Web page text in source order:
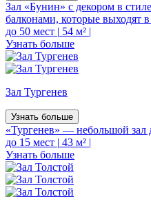
Зал «Бунин» с декором в
балконами, которые выходят
до 50 мест | 54 м² |
Узнать больше
Зал Тургенев
Узнать больше
«Тургенев» — небольшой зал
до 15 мест | 43 м² |
Узнать больше